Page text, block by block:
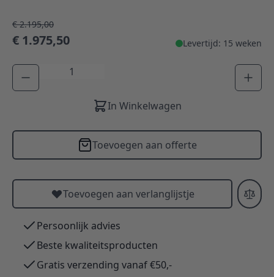
€ 2.195,00
€ 1.975,50 Levertijd: 15 weken
Aantal
In Winkelwagen
Toevoegen aan offerte
Toevoegen aan verlanglijstje
Persoonlijk advies
Beste kwaliteitsproducten
Gratis verzending vanaf €50,-